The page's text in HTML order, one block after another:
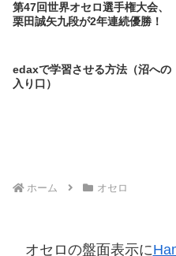
第47回世界オセロ選手権大会、
栗田誠矢九段が2年連続優勝！
edaxで学習させる方法（沼への
入り口）
ホーム オセロ
オセロの盤面表示に